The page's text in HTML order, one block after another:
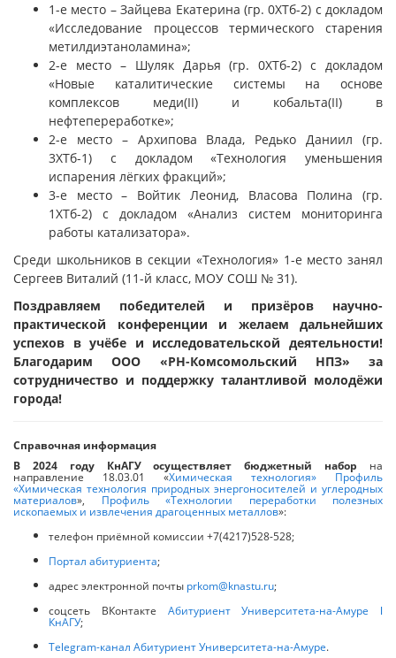
1-е место – Зайцева Екатерина (гр. 0ХТб-2) с докладом
«Исследование процессов термического старения
метилдиэтаноламина»;
2-е место – Шуляк Дарья (гр. 0ХТб-2) с докладом
«Новые каталитические системы на основе
комплексов меди(II) и кобальта(II) в
нефтепереработке»;
2-е место – Архипова Влада, Редько Даниил (гр.
3ХТб-1) с докладом «Технология уменьшения
испарения лёгких фракций»;
3-е место – Войтик Леонид, Власова Полина (гр.
1ХТб-2) с докладом «Анализ систем мониторинга
работы катализатора».
Среди школьников в секции «Технология» 1-е место занял
Сергеев Виталий (11-й класс, МОУ СОШ № 31).
Поздравляем победителей и призёров научно-
практической конференции и желаем дальнейших
успехов в учёбе и исследовательской деятельности!
БлагодаримООО «РН-Комсомольский НПЗ»
за
сотрудничество и поддержку талантливой молодёжи
города!
Справочная информация
В 2024 году КнАГУ осуществляет бюджетный набор на
направление 18.03.01 «Химическая технология» Профиль
«Химическая технология природных энергоносителей и углеродных
материалов», Профиль «Технологии переработки полезных
ископаемых и извлечения драгоценных металлов»:
телефон приёмной комиссии +7(4217)528-528;
Портал абитуриента;
адрес электронной почты prkom@knastu.ru;
соцсеть ВКонтакте Абитуриент Университета-на-Амуре ǀ
КнАГУ;
Telegram-канал Абитуриент Университета-на-Амуре.